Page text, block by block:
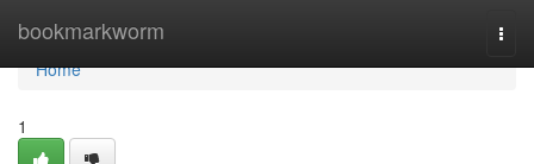
bookmarkworm
Home
Home
1